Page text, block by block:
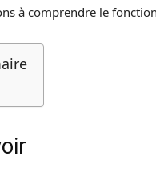
à comprendre le